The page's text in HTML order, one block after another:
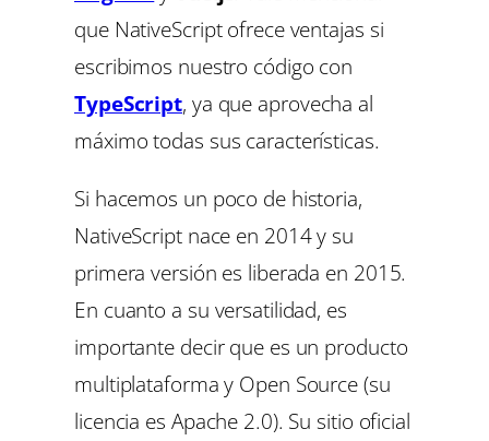
que NativeScript ofrece ventajas si
escribimos nuestro código con
TypeScript, ya que aprovecha al
máximo todas sus características.
Si hacemos un poco de historia,
NativeScript nace en 2014 y su
primera versión es liberada en 2015.
En cuanto a su versatilidad, es
importante decir que es un producto
multiplataforma y Open Source (su
licencia es Apache 2.0). Su sitio oficial